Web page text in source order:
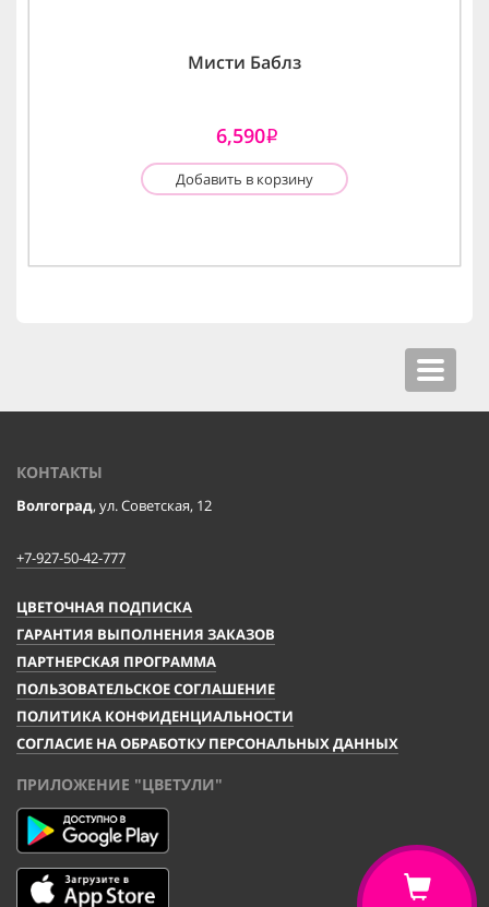
Мисти Баблз
6,590i
Добавить в корзину
Toggle
КОНТАКТЫ
Волгоград, ул. Советская, 12
+7-927-50-42-777
ЦВЕТОЧНАЯ ПОДПИСКА
ГАРАНТИЯ ВЫПОЛНЕНИЯ ЗАКАЗОВ
ПАРТНЕРСКАЯ ПРОГРАММА
ПОЛЬЗОВАТЕЛЬСКОЕ СОГЛАШЕНИЕ
ПОЛИТИКА КОНФИДЕНЦИАЛЬНОСТИ
СОГЛАСИЕ НА ОБРАБОТКУ ПЕРСОНАЛЬНЫХ ДАННЫХ
ПРИЛОЖЕНИЕ "ЦВЕТУЛИ"